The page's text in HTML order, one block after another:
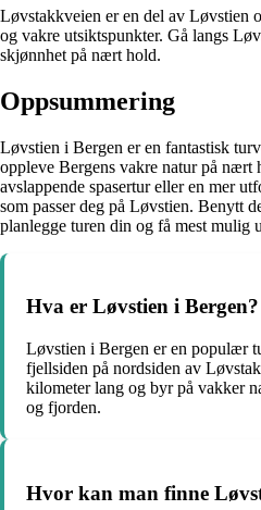
Løvstakkveien er en del av Løvstien
og vakre utsiktspunkter. Gå langs
skjønnhet på nært hold.
Oppsummering
Løvstien i Bergen er en fantastisk
oppleve Bergens vakre natur på nært
avslappende spasertur eller en mer
som passer deg på Løvstien. Benytt
planlegge turen din og få mest mulig
Hva er Løvstien i Bergen?
Løvstien i Bergen er en populær
fjellsiden på nordsiden av
kilometer lang og byr på vakker
og fjorden.
Hvor kan man finne